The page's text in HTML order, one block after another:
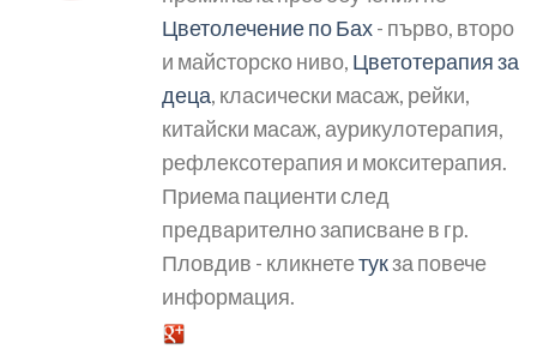
Цветолечение по Бах- първо, второ
и майсторско ниво, Цветотерапия за
деца, класически масаж, рейки,
китайски масаж, аурикулотерапия,
рефлексотерапия и мокситерапия.
Приема пациенти след
предварително записване в гр.
Пловдив - кликнететукза повече
информация.